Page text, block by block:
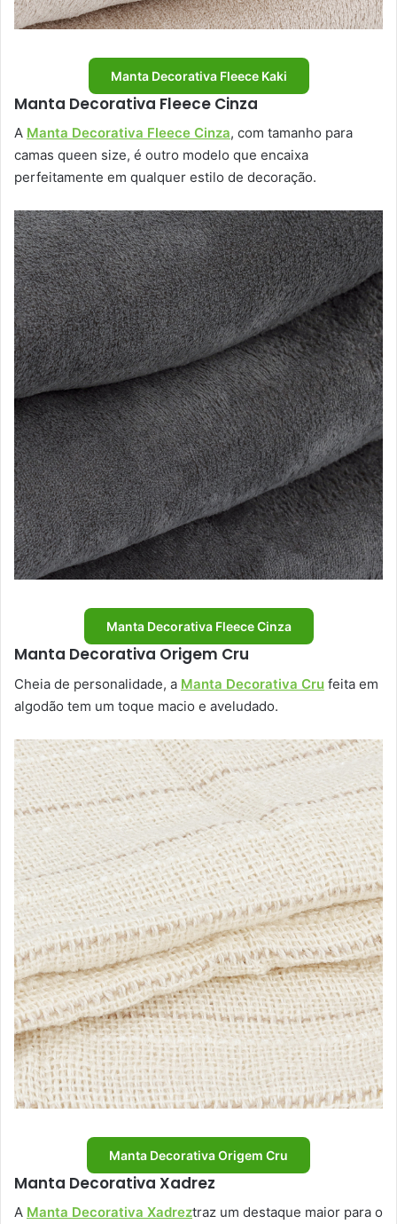
Manta Decorativa Fleece Kaki
Manta Decorativa Fleece Cinza
A Manta Decorativa Fleece Cinza, com tamanho para
camas queen size, é outro modelo que encaixa
perfeitamente em qualquer estilo de decoração.
Manta Decorativa Fleece Cinza
Manta Decorativa Origem Cru
Cheia de personalidade, a Manta Decorativa Cru feita em
algodão tem um toque macio e aveludado.
Manta Decorativa Origem Cru
Manta Decorativa Xadrez
A Manta Decorativa Xadreztraz um destaque maior para o